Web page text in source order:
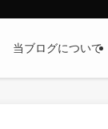
当ブログについて